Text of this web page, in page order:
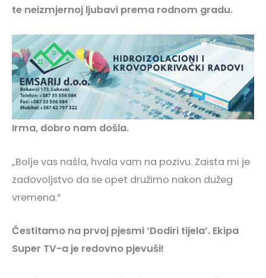
te neizmjernoj ljubavi prema rodnom gradu.
Irma, dobro nam došla.
„Bolje vas našla, hvala vam na pozivu. Zaista mi je
zadovoljstvo da se opet družimo nakon dužeg
vremena.“
Čestitamo na prvoj pjesmi ‘Dodiri tijela’. Ekipa
Super TV-a je redovno pjevuši!